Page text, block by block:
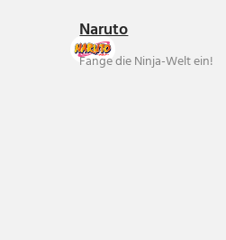
Naruto
Fange die Ninja-Welt ein!